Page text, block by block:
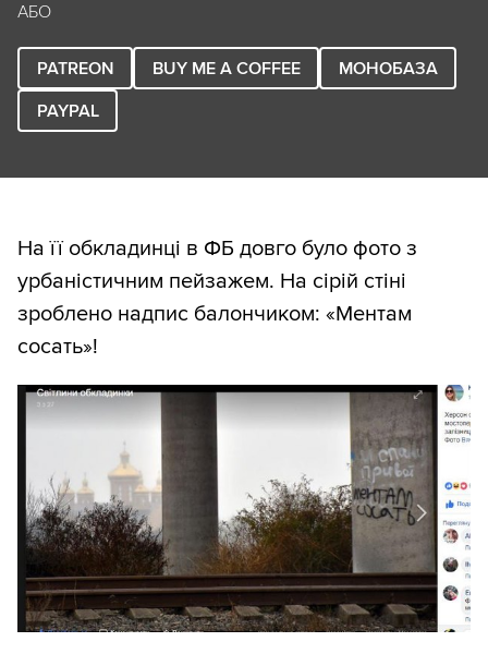
АБО
PATREON BUY ME A COFFEE
МОНОБАЗА
PAYPAL
На її обкладинці в ФБ довго було фото з
урбаністичним пейзажем. На сірій стіні
зроблено надпис балончиком: «Ментам
сосать»!